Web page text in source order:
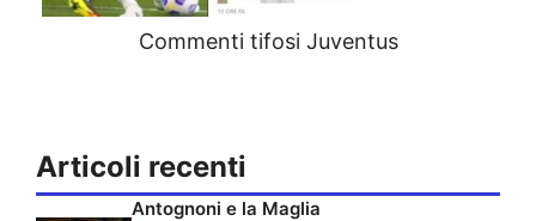
Commenti tifosi Juventus
Articoli recenti
Antognoni e la Maglia